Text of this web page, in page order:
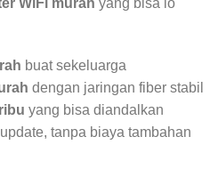
buat sekeluarga
dengan jaringan fiber stabil
yang bisa diandalkan
tanpa biaya tambahan